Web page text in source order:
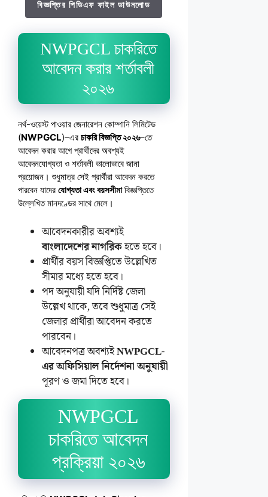
বিজ্ঞপ্তির পিডিএফ ফাইল ডাউনলোড
NWPGCL চাকরিতে
আবেদন করার শর্তাবলী
২০২৬
নর্থ-ওয়েস্ট পাওয়ার জেনারেশন কোম্পানি লিমিটেড
(NWPGCL)–এর চাকরি বিজ্ঞপ্তি ২০২৬–তে
আবেদন করার আগে প্রার্থীদের অবশ্যই
আবেদনযোগ্যতা ও শর্তাবলী ভালোভাবে জানা
প্রয়োজন। শুধুমাত্র সেই প্রার্থীরা আবেদন করতে
পারবেন যাদের যোগ্যতা এবং বয়সসীমাবিজ্ঞপ্তিতে
উল্লেখিত মানদণ্ডের সাথে মেলে।
আবেদনকারীর অবশ্যই
বাংলাদেশের নাগরিকহতে হবে।
প্রার্থীর বয়স বিজ্ঞপ্তিতে উল্লেখিত
সীমার মধ্যে হতে হবে।
পদ অনুযায়ী যদি নির্দিষ্ট জেলা
উল্লেখ থাকে, তবে শুধুমাত্র সেই
জেলার প্রার্থীরা আবেদন করতে
পারবেন।
আবেদনপত্র অবশ্যইNWPGCL-
এর অফিসিয়াল নির্দেশনা অনুযায়ী
পূরণ ও জমা দিতে হবে।
NWPGCL
চাকরিতে আবেদন
প্রক্রিয়া ২০২৬